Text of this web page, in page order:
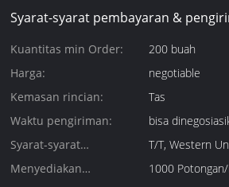
Syarat-syarat pembayaran &
Kuantitas min Order:
200 buah
Harga:
negotiable
Kemasan rincian:
Tas
Waktu pengiriman:
bisa
Syarat-syarat
pembayaran:
T/T, Western
Menyediakan
1000